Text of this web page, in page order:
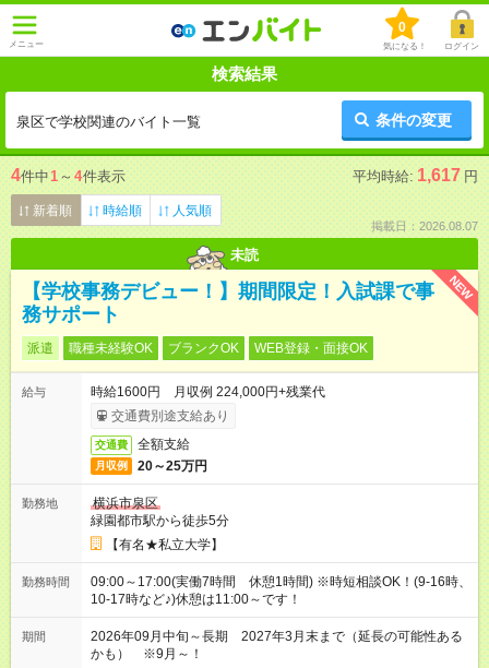
メニュー
0
気になる！ ログイン
検索結果
泉区で学校関連のバイト一覧 条件の変更
4件中1 ～ 4件表示 平均時給: 1,617 円
新着順 時給順 人気順
掲載日：2026.08.07
未読
NEW
【学校事務デビュー！】期間限定！入試課で事
務サポート
派遣 職種未経験OK ブランクOK WEB登録・面接OK
給与
時給1600円 月収例 224,000円+残業代
交通費別途支給あり
交通費 全額支給
月収例 20～25万円
勤務地
横浜市泉区
緑園都市駅から徒歩5分
【有名★私立大学】
勤務時間
09:00～17:00(実働7時間 休憩1時間) ※時短相談OK！(9-16時、
10-17時など♪)休憩は11:00～です！
期間
2026年09月中旬～長期 2027年3月末まで（延長の可能性ある
かも） ※9月～！